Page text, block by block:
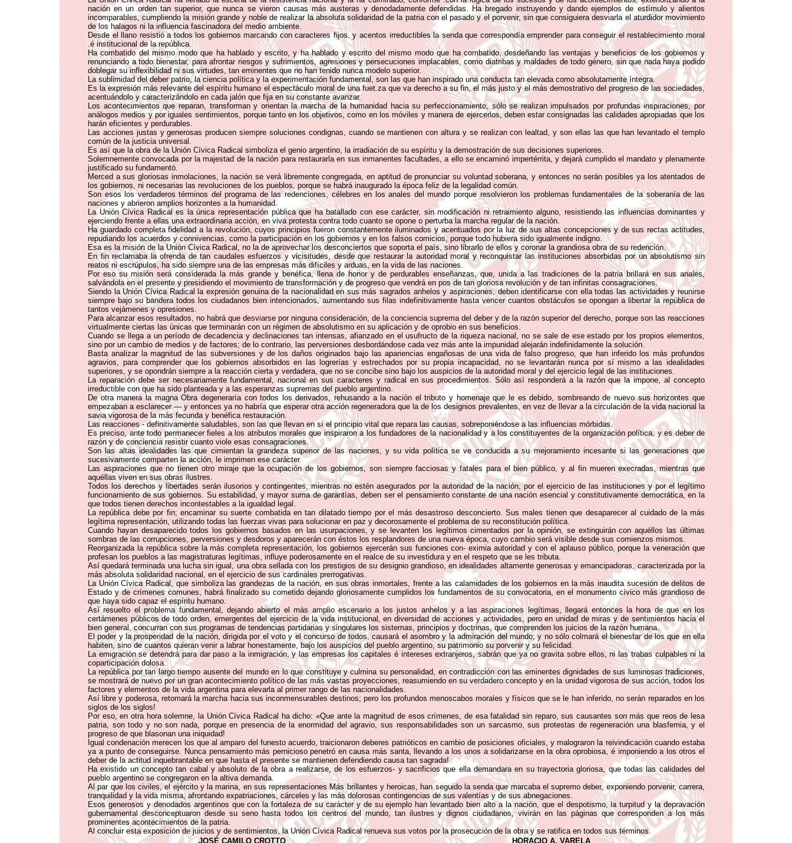
nación en un orden tan superior, que nunca se vieron causas más austeras y denodadamente defendidas. Ha bregado instruyendo y dando ejemplos de estímulo y alientos
incomparables, cumpliendo la misión grande y noble de realizar la absoluta solidaridad de la patria con el pasado y el porvenir, sin que consiguiera desviarla el aturdidor movimiento
de los halagos ni la influencia fascinadora del medio ambiente.
Desde el llano resistió a todos los gobiernos marcando con caracteres fijos. y acentos irreductibles la senda que correspondía emprender para conseguir el restablecimiento moral
.é institucional de la república.
Ha combatido del mismo modo que ha hablado y escrito, y ha hablado y escrito del mismo modo que ha combatido, desdeñando las ventajas y beneficios de los gobiernos y
renunciando a todo bienestar, para afrontar riesgos y sufrimientos, agresiones y persecuciones implacables, como diatribas y maldades de todo género, sin que nada haya podido
doblegar su inflexibilidad ni sus virtudes, tan eminentes que no han tenido nunca modelo superior.
La sublimidad del deber patrio, la ciencia política y la experimentación fundamental, son las que han inspirado una conducta tan elevada como absolutamente íntegra.
Es la expresión más relevante del espíritu humano el espectáculo moral de una fuet.za que va derecho a su fin, el más justo y el más demostrativo del progreso de las sociedades,
acentuándolo y caracterizándolo en cada jalón que fija en su constante avanzar.
Los acontecimientos que reparan, transforman y orientan la marcha de la humanidad hacia su perfeccionamiento, sólo se realizan impulsados por profundas inspiraciones, por
análogos medios y por iguales sentimientos, porque tanto en los objetivos, como en los móviles y manera de ejercerlos, deben estar consignadas las calidades apropiadas que los
harán eficientes y perdurables.
Las acciones justas y generosas producen siempre soluciones condignas, cuando se mantienen con altura y se realizan con lealtad, y son ellas las que han levantado el templo
común de la justicia universal.
Es así que la obra de la Unión Cívica Radical simboliza el genio argentino, la irradiación de su espíritu y la demostración de sus decisiones superiores.
Solemnemente convocada por la majestad de la nación para restaurarla en sus inmanentes facultades, a ello se encaminó impertérrita, y dejará cumplido el mandato y plenamente
justificado su fundamentó.
Merced a sus gloriosas inmolaciones, la nación se verá libremente congregada, en aptitud de pronunciar su voluntad soberana, y entonces no serán posibles ya los atentados de
los gobiernos, ni necesarias las revoluciones de los pueblos, porque se habrá inaugurado la época feliz de la legalidad común.
Son esos los verdaderos términos del programa de las redenciones, célebres en los anales del mundo porque resolvieron los problemas fundamentales de la soberanía de las
naciones y abrieron amplios horizontes a la humanidad.
La Unión Cívica Radical es la única representación pública que ha batallado con ese carácter, sin modificación ni retraimiento alguno, resistiendo las influencias dominantes y
ejerciendo frente a ellas una extraordinaria acción, en viva protesta contra todo cuanto se opone o perturba la marcha regular de la nación.
Ha guardado completa fidelidad a la revolución, cuyos principios fueron constantemente iluminados y acentuados por la luz de sus altas concepciones y de sus rectas actitudes,
repudiando los acuerdos y connivencias, como la participación en los gobiernos y en los falsos comicios, porque todo hubiera sido igualmente indigno.
Esa es la misión de la Unión Cívica Radical, no la de aprovechar los desconciertos que soporta el país, sino librarlo de ellos y coronar la grandiosa obra de su redención.
En fin reclamaba la ofrenda de tan caudales esfuerzos y vicisitudes, desde que restaurar la autoridad moral y reconquistar las instituciones absorbidas por un absolutismo sin
reatos ni escrúpulos, ha sido siempre una de las empresas más difíciles y arduas, en la vida de las naciones.
Por eso su misión será considerada la más grande y benéfica, llena de honor y de perdurables enseñanzas, que, unida a las tradiciones de la patria brillará en sus anales,
salvándola en el presente y presidiendo el movimiento de transformación y de progreso que vendrá en pos de tan gloriosa revolución y de tan infinitas consagraciones.
Siendo la Unión Cívica Radical la expresión genuina de la nacionalidad en sus más sagrados anhelos y aspiraciones, deben identificarse con ella todas las actividades y reunirse
siempre bajo su bandera todos los ciudadanos bien intencionados, aumentando sus filas indefinitivamente hasta vencer cuantos obstáculos se opongan a libertar la república de
tantos vejámenes y opresiones.
Para alcanzar esos resultados, no habrá que desviarse por ninguna consideración, de la conciencia suprema del deber y de la razón superior del derecho, porque son las reacciones
virtualmente ciertas las únicas que terminarán con un régimen de absolutismo en su aplicación y de oprobio en sus beneficios.
Cuando se llega a un período de decadencia y declinaciones tan intensas, afianzado en el usufructo de la riqueza nacional, no se sale de ese estado por los propios elementos,
sino por un cambio de medios y de factores; de lo contrario, las perversiones desbordándose cada vez más ante la impunidad alejarán indefinidamente la solución.
Basta analizar la magnitud de las subversiones y de los daños originados bajo las apariencias engañosas de una vida de falso progreso, que han inferido los más profundos
agravios, para comprender que los gobiernos absorbidos en las logrerías y estrechados por su propia incapacidad, no se levantarán nunca por sí mismo a las idealidades
superiores, y se opondrán siempre a la reacción cierta y verdadera, que no se concibe sino bajo los auspicios de la autoridad moral y del ejercicio legal de las instituciones.
La reparación debe ser necesariamente fundamental, nacional en sus caracteres y radical en sus procedimientos. Sólo así responderá a la razón que la impone, al concepto
irreductible con que ha sido planteada y a las esperanzas supremas del pueblo argentino.
De otra manera la magna Obra degeneraría con todos los derivados, rehusando a la nación el tributo y homenaje que le es debido, sombreando de nuevo sus horizontes que
empezaban a esclarecer — y entonces ya no habría que esperar otra acción regeneradora que la de los designios prevalentes, en vez de llevar a la circulación de la vida nacional la
savia vigorosa de la más fecunda y benéfica restauración.
Las reacciones - definitivamente saludables, son las que llevan en sí el principio vital que repara las causas, sobreponiéndose a las influencias mórbidas.
Es preciso, ante todo permanecer fieles a los atributos morales que inspiraron a los fundadores de la nacionalidad y a los constituyentes de la organización política, y es deber de
razón y de conciencia resistir cuanto viole esas consagraciones.
Son las altas idealidades las que cimientan la grandeza superior de las naciones, y su vida política se ve conducida a su mejoramiento incesante si las generaciones que
sucesivamente comparten la acción, le imprimen ese carácter.
Las aspiraciones que no tienen otro miraje que la ocupación de los gobiernos, son siempre facciosas y fatales para el bien público, y al fin mueren execradas, mientras que
aquéllas viven en sus obras ilustres.
Todos los derechos y libertades serán ilusorios y contingentes, mientras no estén asegurados por la autoridad de la nación, por el ejercicio de las instituciones y por el legítimo
funcionamiento de sus gobiernos. Su estabilidad, y mayor suma de garantías, deben ser el pensamiento constante de una nación esencial y constitutivamente democrática, en la
que todos tienen derechos incontestables a la igualdad legal.
La república debe por fin; encaminar su suerte combatida en tan dilatado tiempo por el más desastroso desconcierto. Sus males tienen que desaparecer al cuidado de la más
legítima representación, utilizando todas las fuerzas vivas para solucionar en paz y decorosamente el problema de su reconstitución política.
Cuando hayan desaparecido todos los gobiernos basados en las usurpaciones, y se levanten los legítimos cimentados por la opinión, se extinguirán con aquéllos las últimas
sombras de las corrupciones, perversiones y desdoros y aparecerán con éstos los resplandores de una nueva época, cuyo cambio será visible desde sus comienzos mismos.
Reorganizada la república sobre la más completa representación, los gobiernos ejercerán sus funciones con- eximia autoridad y con el aplauso público, porque la veneración que
profesan los pueblos a las magistraturas legítimas, influye poderosamente en el realce de su investidura y en el respeto que se les tributa.
Así quedará terminada una lucha sin igual, una obra sellada con los prestigios de su designio grandioso, en idealidades altamente generosas y emancipadoras, caracterizada por la
más absoluta solidaridad nacional, en el ejercicio de sus cardinales prerrogativas.
La Unión Cívica Radical, que simboliza las grandezas de la nación, en sus obras inmortales, frente a las calamidades de los gobiernos en la más inaudita sucesión de delitos de
Estado y de crímenes comunes, habrá finalizado su cometido dejando gloriosamente cumplidos los fundamentos de su convocatoria, en el monumento cívico más grandioso de
que haya sido capaz el espíritu humano.
Así resuelto el problema fundamental, dejando abierto el más amplio escenario a los justos anhelos y a las aspiraciones legítimas, llegará entonces la hora de que en los
certámenes públicos de todo orden, emergentes del ejercicio de la vida institucional, en diversidad de acciones y actividades, pero en unidad de miras y de sentimientos hacia el
bien general, concurran con sus programas de tendencias partidarias y singulares los sistemas, principios y doctrinas, que comprenden los juicios de la razón humana.
El poder y la prosperidad de la nación, dirigida por el voto y el concurso de todos, causará el asombro y la admiración del mundo; y no sólo colmará el bienestar de los que en ella
habiten, sino de cuantos quieran venir a labrar honestamente, bajo los auspicios del pueblo argentino, su patrimonio su porvenir y su felicidad.
La emigración se detendrá para dar paso a la inmigración, y las empresas los capitales é intereses extranjeros, sabrán que ya no gravita sobre ellos, ni las trabas culpables ni la
coparticipación dolosa.
La república por tan largo tiempo ausente del mundo en lo que constituye y culmina su personalidad, en contradicción con las eminentes dignidades de sus luminosas tradiciones,
se mostrará de nuevo por un gran acontecimiento político de las más vastas proyecciones, reasumiendo en su verdadero concepto y en la unidad vigorosa de sus acción, todos los
factores y elementos de la vida argentina para elevarla al primer rango de las nacionalidades.
Así libre y poderosa, retomará la marcha hacia sus inconmensurables destinos; pero los profundos menoscabos morales y físicos que se le han inferido, no serán reparados en los
siglos de los siglos!
Por eso, en otra hora solemne, la Unión Cívica Radical ha dicho: «Que ante la magnitud de esos crímenes, de esa fatalidad sin reparo, sus causantes son más que reos de lesa
patria, son todo y no son nada, porque en presencia de la enormidad del agravio, sus responsabilidades son un sarcasmo, sus protestas de regeneración una blasfemia, y el
progreso de que blasonan una iniquidad!
Igual condenación merecen los que al amparo del funesto acuerdo, traicionaron deberes patrióticos en cambio de posiciones oficiales, y malograron la reivindicación cuando estaba
ya a punto de conseguirse. Nunca pensamiento más pernicioso penetró en causa más santa, llevando a los unos a solidarizarse en la obra oprobiosa, é imponiendo a los otros el
deber de la actitud inquebrantable en que hasta el presente se mantienen defendiendo causa tan sagrada!
Ha existido un concepto tan cabal y absoluto de la obra a realizarse, de los esfuerzos- y sacrificios que ella demandara en su trayectoria gloriosa, que todas las calidades del
pueblo argentino se congregaron en la altiva demanda.
Al par que los civiles, el ejército y la marina, en sus representaciones Más brillantes y heroicas, han seguido la senda que marcaba el supremo deber, exponiendo porvenir, carrera,
tranquilidad y la vida misma, afrontando expatriaciones, cárceles y las más dolorosas contingencias de sus valentías y de sus abnegaciones.
Esos generosos y denodados argentinos que con la fortaleza de su carácter y de su ejemplo han levantado bien alto a la nación, que el despotismo, la turpitud y la depravación
gubernamental desconceptuaron desde su seno hasta todos los centros del mundo, tan ilustres y dignos ciudadanos, vivirán en las páginas que corresponden a los más
prominentes acontecimientos de la patria.
Al concluir esta exposición de juicios y de sentimientos, la Unión Cívica Radical renueva sus votos por la prosecución de la obra y se ratifica en todos sus términos.
JOSÉ CAMILO CROTTO
HORACIO A. VARELA